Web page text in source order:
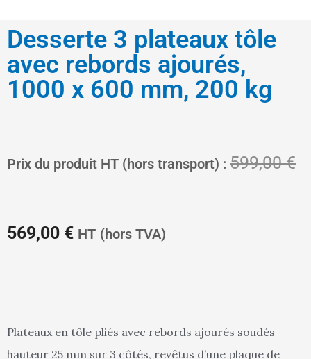
Desserte 3 plateaux tôle
avec rebords ajourés,
1000 x 600 mm, 200 kg
Prix du produit HT (hors transport) : 599,00€
569,00 €
Le
prix
HT (hors TVA)
Plateaux en tôle pliés avec rebords ajourés soudés
hauteur 25 mm sur 3 côtés, revêtus d’une plaque de